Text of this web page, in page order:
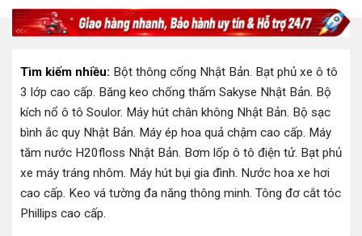
Tìm kiếm nhiều: Bột thông cống Nhật Bản. Bạt phủ xe ô tô
3 lớp cao cấp. Băng keo chống thấm Sakyse Nhật Bản. Bộ
kích nổ ô tô Soulor. Máy hút chân không Nhật Bản. Bộ sạc
bình ắc quy Nhật Bản. Máy ép hoa quả chậm cao cấp. Máy
tăm nước H20floss Nhật Bản. Bơm lốp ô tô điện tử. Bạt phủ
xe máy tráng nhôm. Máy hút bụi gia đình. Nước hoa xe hơi
cao cấp. Keo vá tường đa năng thông minh. Tông đơ cắt tóc
Phillips cao cấp.